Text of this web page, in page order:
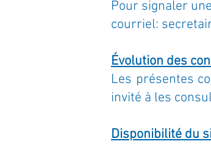
Pour signaler
courriel:
Évolution des
Les présentes
invité à les
Disponibilité du